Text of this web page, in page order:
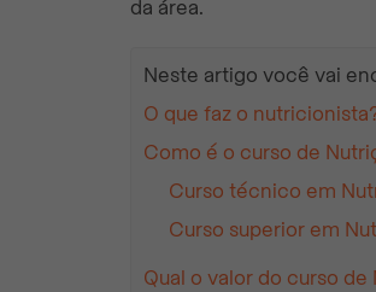
da área.
Neste artigo você vai
O que faz o
Como é o curso de
Curso técnico em
Curso superior em
Qual o valor do curso de